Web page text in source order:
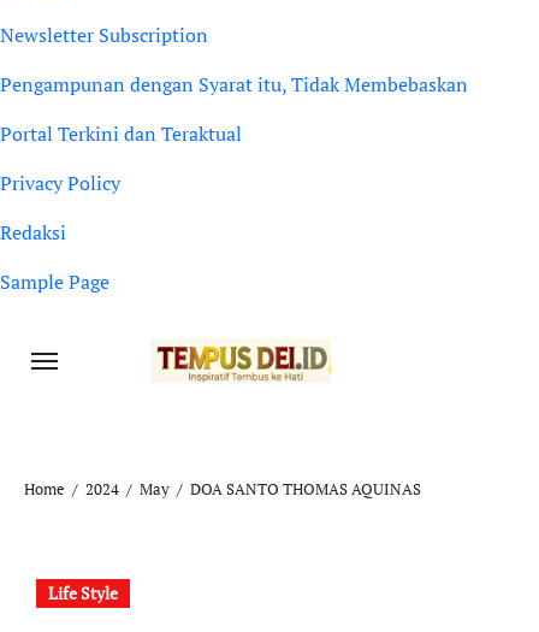
Newsletter Subscription
Pengampunan dengan Syarat itu, Tidak Membebaskan
Portal Terkini dan Teraktual
Privacy Policy
Redaksi
Sample Page
Home 2024 May DOA SANTO THOMAS AQUINAS
Life Style